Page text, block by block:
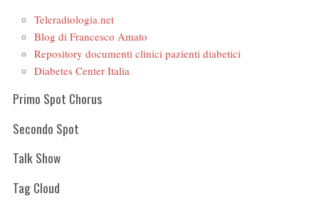
Teleradiologia.net
Blog di Francesco Amato
Repository documenti clinici pazienti diabetici
Diabetes Center Italia
Primo Spot Chorus
Secondo Spot
Talk Show
Tag Cloud